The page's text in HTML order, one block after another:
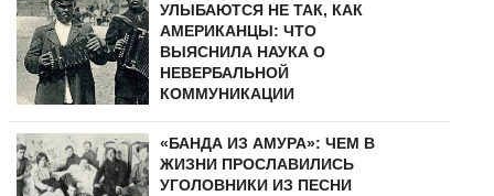
УЛЫБАЮТСЯ НЕ ТАК, КАК
АМЕРИКАНЦЫ: ЧТО
ВЫЯСНИЛА НАУКА О
НЕВЕРБАЛЬНОЙ
КОММУНИКАЦИИ
«БАНДА ИЗ АМУРА»: ЧЕМ В
ЖИЗНИ ПРОСЛАВИЛИСЬ
УГОЛОВНИКИ ИЗ ПЕСНИ